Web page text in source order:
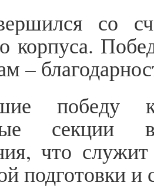
со
корпуса.
–
победу
секции
что
подготовки и